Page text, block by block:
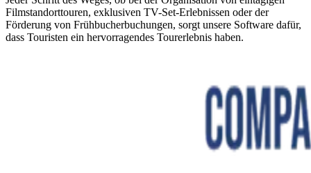
Filmstandorttouren, exklusiven TV-Set-Erlebnissen oder der
Förderung von Frühbucherbuchungen, sorgt unsere Software dafür,
dass Touristen ein hervorragendes Tourerlebnis haben.